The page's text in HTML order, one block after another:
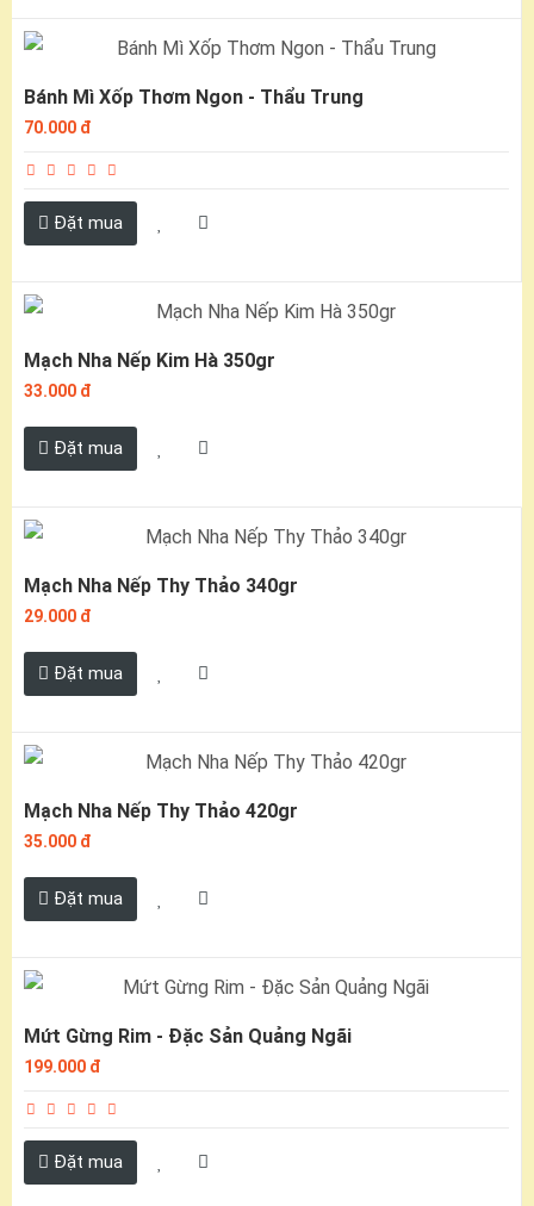
Bánh Mì Xốp Thơm Ngon - Thẩu Trung
70.000 đ
Đặt mua
Mạch Nha Nếp Kim Hà 350gr
33.000 đ
Đặt mua
Mạch Nha Nếp Thy Thảo 340gr
29.000 đ
Đặt mua
Mạch Nha Nếp Thy Thảo 420gr
35.000 đ
Đặt mua
Mứt Gừng Rim - Đặc Sản Quảng Ngãi
199.000 đ
Đặt mua